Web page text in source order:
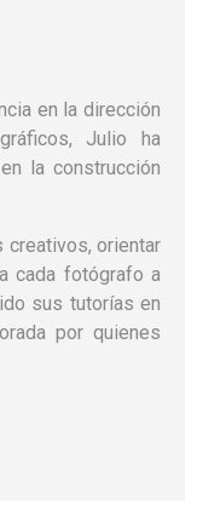
en la dirección
Julio ha
la construcción
creativos, orientar
cada fotógrafo a
sus tutorías en
por quienes